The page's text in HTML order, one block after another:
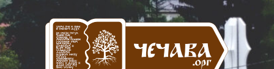
Skip
to
content
Skip
to
left
sidebar
Skip
to
footer